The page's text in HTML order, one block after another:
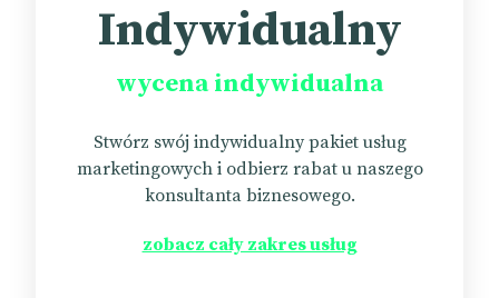
Indywidualny
wycena indywidualna
Stwórz swój indywidualny pakiet usług
marketingowych i odbierz rabat u naszego
konsultanta biznesowego.
zobacz cały zakres usług